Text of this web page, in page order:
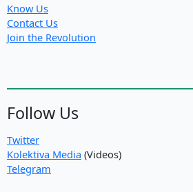
Know Us
Contact Us
Join the Revolution
Follow Us
Twitter
Kolektiva Media (Videos)
Telegram